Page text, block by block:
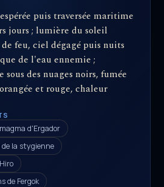
puis traversée maritime
jours ; lumière du soleil
feu, ciel dégagé puis nuits
de l'eau ennemie ;
sous des nuages noirs, fumée
et rouge, chaleur
d'Ergador
de la stygienne
de Fergok